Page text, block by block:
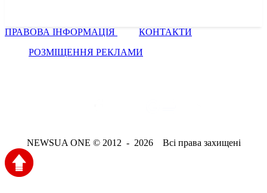
ПРАВОВА ІНФОРМАЦІЯ
КОНТАКТИ
РОЗМІЩЕННЯ РЕКЛАМИ
NEWSUA ONE © 2012 - 2026 Всі права захищені